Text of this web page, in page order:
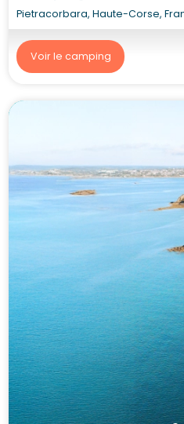
Pietracorbara, Haute-Corse,
Voir le camping